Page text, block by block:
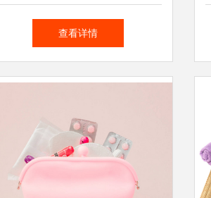
品牌异军突起，老牌巨头为何
查看详情